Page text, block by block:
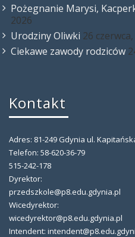
Pożegnanie Marysi,
2026
Urodziny Oliwki 26
Ciekawe zawody rodziców
Kontakt
Adres: 81-249 Gdynia ul.
Telefon: 58-620-36-79
515-242-178
Dyrektor:
przedszkole@p8.edu.gdynia.pl
Wicedyrektor:
wicedyrektor@p8.edu.gdynia.pl
Intendent: